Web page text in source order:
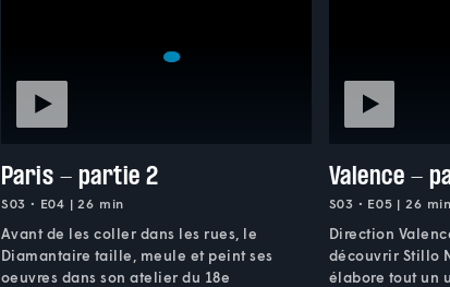
Paris - partie 2
S03 • E04 | 26 min
Avant de les coller dans les rues, le
Diamantaire taille, meule et peint ses
oeuvres dans son atelier du 18e
Valence -
S03 • E05 | 26
Direction
découvrir Stillo
élabore tout un